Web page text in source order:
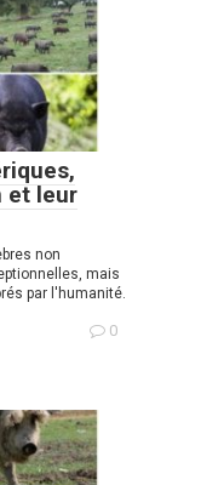
et leur
non
mais
par l'humanité.
0